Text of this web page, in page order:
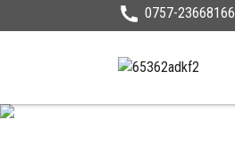
0757-23668166